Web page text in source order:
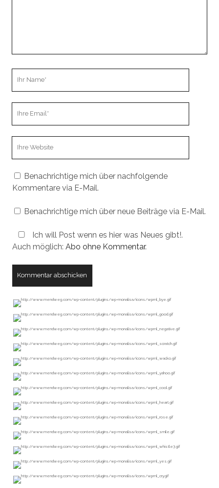
Benachrichtige mich über nachfolgende
Kommentare via E-Mail.
Benachrichtige mich über neue Beiträge via E-Mail.
Ich will Post wenn es hier was Neues gibt!.
Auch möglich: Abo ohne Kommentar.